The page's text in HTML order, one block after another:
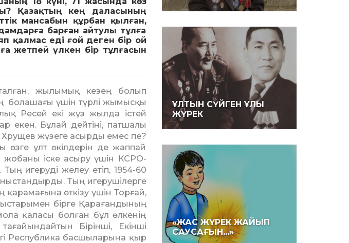
Қазақтың кең даласының
мансабын құрбан қылған,
барған айтулы тұлға
қалмас еді ғой деген бір ой
жетпей үлкен бір тұлғасын
жылы­мық кезең болып
болашағы үшін түрлі жымысқы
Ресей екі жүз жылда істей
екен. Бұлай дейтіні, патшалы
Хрущев жүзеге асырды емес пе?
ұлт өкіл­дерін де жаппай
іске асыру үшін КСРО-
игеруді желеу етіп, 1954-60
Тың игерушілерге
өткізу үшін Торғай,
бірге Қарағандының
қаласы болған бұл өлкенің
Бірінші, Екінші
Республика басшыларына қыр
ҰЛТЫН СҮЙГЕН ҰЛЫ
ЖҮРЕК
«ЖАС ЖҮРЕК ЖАЙЫП
САУСАҒЫН...»